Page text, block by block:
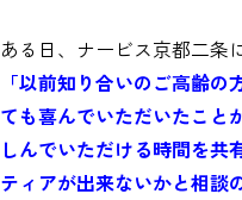
ある日、ナービス京都二条
「以前知り合いのご高齢
ても喜んでいただいたこと
しんでいただける時間を共
ティアが出来ないかと相談